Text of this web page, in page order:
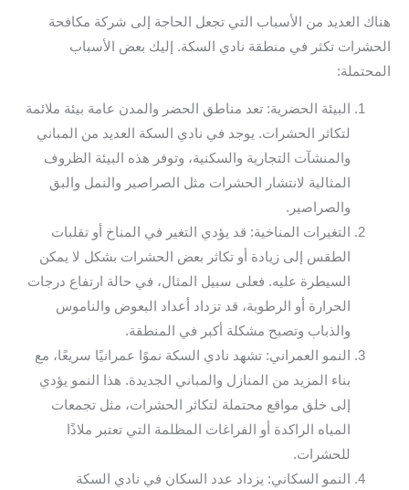
هناك العديد من الأسباب التي تجعل الحاجة إلى شركة مكافحة
الحشرات تكثر في منطقة نادي السكة. إليك بعض الأسباب
المحتملة:
البيئة الحضرية: تعد مناطق الحضر والمدن عامة بيئة ملائمة
لتكاثر الحشرات. يوجد في نادي السكة العديد من المباني
والمنشآت التجارية والسكنية، وتوفر هذه البيئة الظروف
المثالية لانتشار الحشرات مثل الصراصير والنمل والبق
والصراصير.
التغيرات المناخية: قد يؤدي التغير في المناخ أو تقلبات
الطقس إلى زيادة أو تكاثر بعض الحشرات بشكل لا يمكن
السيطرة عليه. فعلى سبيل المثال، في حالة ارتفاع درجات
الحرارة أو الرطوبة، قد تزداد أعداد البعوض والناموس
والذباب وتصبح مشكلة أكبر في المنطقة.
النمو العمراني: تشهد نادي السكة نموًا عمرانيًا سريعًا، مع
بناء المزيد من المنازل والمباني الجديدة. هذا النمو يؤدي
إلى خلق مواقع محتملة لتكاثر الحشرات، مثل تجمعات
المياه الراكدة أو الفراغات المظلمة التي تعتبر ملاذًا
للحشرات.
النمو السكاني: يزداد عدد السكان في نادي السكة